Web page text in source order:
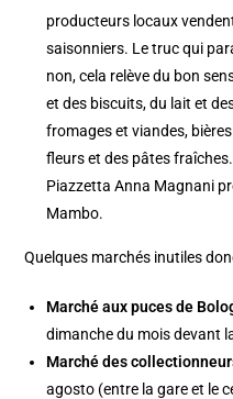
producteurs locaux
saisonniers. Le truc qui
non, cela relève du bon
et des biscuits, du lait et
fromages et viandes,
fleurs et des pâtes
Piazzetta Anna Magnani
Mambo.
Quelques marchés inutiles
Marché aux puces de
dimanche du mois devant
Marché des
agosto (entre la gare et le